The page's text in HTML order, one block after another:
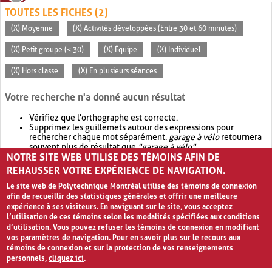
TOUTES LES FICHES (2)
(X) Moyenne (X) Activités développées (Entre 30 et 60 minutes)
(X) Petit groupe (< 30) (X) Équipe (X) Individuel
(X) Hors classe (X) En plusieurs séances
Votre recherche n'a donné aucun résultat
Vérifiez que l'orthographe est correcte.
Supprimez les guillemets autour des expressions pour
rechercher chaque mot séparément. garage à véloretournera
souvent plus de résultat que"garage à vélo".
Envisagez d'élargir votre recherche avec OR.garage OR vélo
retournera souvent plus de résultat quegarage à vélo
NOTRE SITE WEB UTILISE DES TÉMOINS AFIN DE
REHAUSSER VOTRE EXPÉRIENCE DE NAVIGATION.
Le site web de Polytechnique Montréal utilise des témoins de connexion
afin de recueillir des statistiques générales et offrir une meilleure
expérience à ses visiteurs. En naviguant sur le site, vous acceptez
l’utilisation de ces témoins selon les modalités spécifiées aux conditions
d’utilisation. Vous pouvez refuser les témoins de connexion en modifiant
vos paramètres de navigation. Pour en savoir plus sur le recours aux
témoins de connexion et sur la protection de vos renseignements
personnels,cliquez ici.